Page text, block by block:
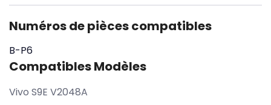
Numéros de pièces compatibles
B-P6
Compatibles Modèles
Vivo S9E V2048A